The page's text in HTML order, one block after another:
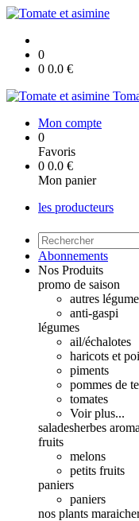
0
0 0.0 €
Mon compte
0
Favoris
0 0.0 €
Mon panier
les producteurs
Abonnements
Nos Produits
promo de saison
autres
anti-gaspi
légumes
ail/échalotes
haricots et
piments
pommes de
tomates
Voir plus...
saladesherbes
fruits
melons
petits fruits
paniers
paniers
nos plants